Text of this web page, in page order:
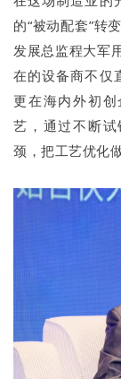
的“被动配套”转
发展总监程大军
在的设备商不仅
更在海内外初
艺，通过不断
颈，把工艺优化